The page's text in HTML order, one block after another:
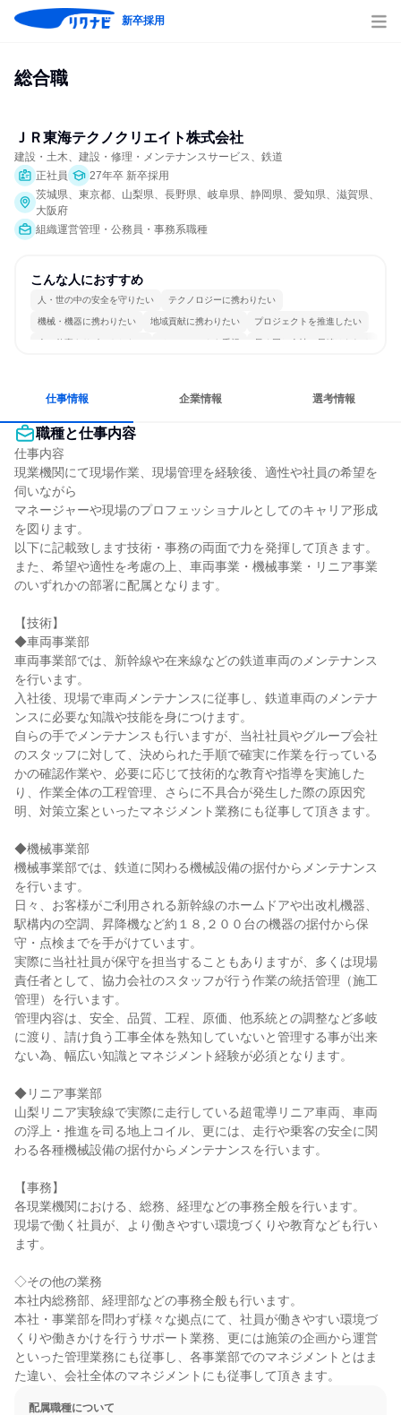
新卒採用
総合職
ＪＲ東海テクノクリエイト株式会社
建設・土木、建設・修理・メンテナンスサービス、鉄道
正社員
27年卒 新卒採用
茨城県、東京都、山梨県、長野県、岐阜県、静岡県、愛知県、滋賀県、
大阪府
組織運営管理・公務員・事務系職種
こんな人におすすめ
人・世の中の安全を守りたい テクノロジーに携わりたい
機械・機器に携わりたい 地域貢献に携わりたい プロジェクトを推進したい
人の仕事をサポートしたい チームワークを重視 長く同じ会社に居続けられる
仕事情報 企業情報 選考情報
職種と仕事内容
仕事内容
現業機関にて現場作業、現場管理を経験後、適性や社員の希望を
伺いながら
マネージャーや現場のプロフェッショナルとしてのキャリア形成
を図ります。
以下に記載致します技術・事務の両面で力を発揮して頂きます。
また、希望や適性を考慮の上、車両事業・機械事業・リニア事業
のいずれかの部署に配属となります。
【技術】
◆車両事業部
車両事業部では、新幹線や在来線などの鉄道車両のメンテナンス
を行います。
入社後、現場で車両メンテナンスに従事し、鉄道車両のメンテナ
ンスに必要な知識や技能を身につけます。
自らの手でメンテナンスも行いますが、当社社員やグループ会社
のスタッフに対して、決められた手順で確実に作業を行っている
かの確認作業や、必要に応じて技術的な教育や指導を実施した
り、作業全体の工程管理、さらに不具合が発生した際の原因究
明、対策立案といったマネジメント業務にも従事して頂きます。
◆機械事業部
機械事業部では、鉄道に関わる機械設備の据付からメンテナンス
を行います。
日々、お客様がご利用される新幹線のホームドアや出改札機器、
駅構内の空調、昇降機など約１８,２００台の機器の据付から保
守・点検までを手がけています。
実際に当社社員が保守を担当することもありますが、多くは現場
責任者として、協力会社のスタッフが行う作業の統括管理（施工
管理）を行います。
管理内容は、安全、品質、工程、原価、他系統との調整など多岐
に渡り、請け負う工事全体を熟知していないと管理する事が出来
ない為、幅広い知識とマネジメント経験が必須となります。
◆リニア事業部
山梨リニア実験線で実際に走行している超電導リニア車両、車両
の浮上・推進を司る地上コイル、更には、走行や乗客の安全に関
わる各種機械設備の据付からメンテナンスを行います。
【事務】
各現業機関における、総務、経理などの事務全般を行います。
現場で働く社員が、より働きやすい環境づくりや教育なども行い
ます。
◇その他の業務
本社内総務部、経理部などの事務全般も行います。
本社・事業部を問わず様々な拠点にて、社員が働きやすい環境づ
くりや働きかけを行うサポート業務、更には施策の企画から運営
といった管理業務にも従事し、各事業部でのマネジメントとはま
た違い、会社全体のマネジメントにも従事して頂きます。
配属職種について